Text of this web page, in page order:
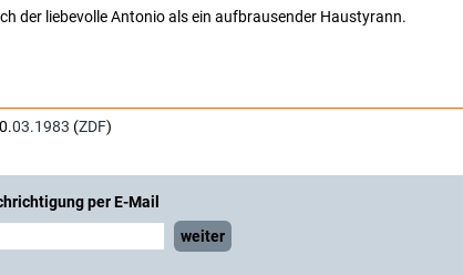
der liebevolle Antonio als ein aufbrausender Haustyrann.
03.1983 (ZDF)
per E-Mail
weiter